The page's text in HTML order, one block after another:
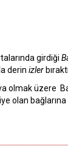
girdiği
derin izler
olmak üzere
olan